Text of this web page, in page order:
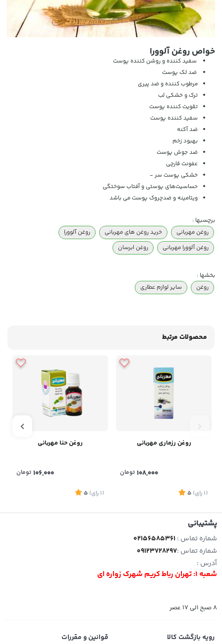
خواص روغن آلوورا
سفید کننده و روشن کننده پوست
ضد لک پوست
مرطوب کننده و ضد پیری
ترک و خشکی لب
تقویت کننده پوست
سفید کننده پوست
ضد آکنه
بهبود زخم
ضد جوش پوست
عفونت قارچی
خشکی پوست سر -
حساسیت‌های پوستی و آفتاب سوختگی
ویتامینه و ضدچروک پوست می باشد
برچسبها :
روغن مهربانی
خرید روغن های مهربانی
روغن آلوورا
روغن آلوورا مهربانی
روغن ابرسان
بخشها :
روغن
سایر لوازم عطاری
محصولات مرتبط
روغن رزماری مهربانی
108,000 تومان
(1 رای)
5
روغن حنا مهربانی
106,000 تومان
(1 رای)
5
پشتیبانی
شماره تماس :02156585361
شماره تماس :09123728297
آدرس :
شعبه 1: تهران رباط کریم شهرک زواره ای
8 صبح الی 17 عصر
رویه بازگشت کالا قوانین و مقررات